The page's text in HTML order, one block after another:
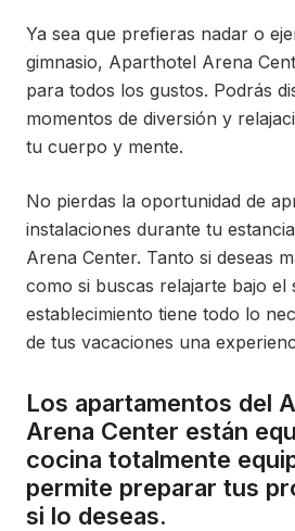
Ya sea que prefieras nadar o
gimnasio, Aparthotel Arena
para todos los gustos. Podrás
momentos de diversión y
tu cuerpo y mente.
No pierdas la oportunidad de
instalaciones durante tu
Arena Center. Tanto si deseas
como si buscas relajarte bajo el
establecimiento tiene todo lo
de tus vacaciones una
Los apartamentos del
Arena Center están
cocina totalmente
permite preparar tus
si lo deseas.